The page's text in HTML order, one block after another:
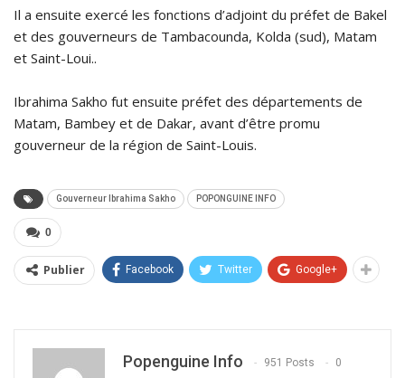
Il a ensuite exercé les fonctions d’adjoint du préfet de Bakel
et des gouverneurs de Tambacounda, Kolda (sud), Matam
et Saint-Loui..
Ibrahima Sakho fut ensuite préfet des départements de
Matam, Bambey et de Dakar, avant d’être promu
gouverneur de la région de Saint-Louis.
Gouverneur Ibrahima Sakho POPONGUINE INFO
0
Publier Facebook Twitter Google+
Popenguine Info 951 Posts 0